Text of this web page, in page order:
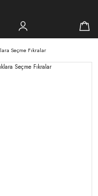
Seçme Fıkralar